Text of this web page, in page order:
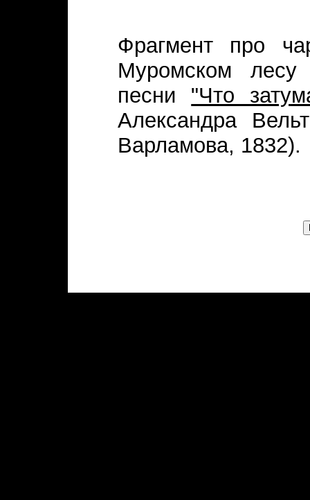
Фрагмент про
Муромском лесу
песни "Что
Александра
Варламова, 1832).